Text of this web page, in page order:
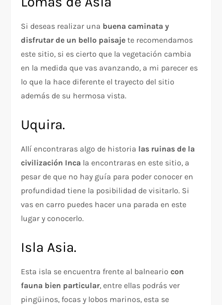
Si deseas realizar una buena caminata y
disfrutar de un bello paisaje te recomendamos
este sitio, si es cierto que la vegetación cambia
en la medida que vas avanzando, a mi parecer es
lo que la hace diferente el trayecto del sitio
además de su hermosa vista.
Uquira.
Allí encontraras algo de historia las ruinas de la
civilización Inca la encontraras en este sitio, a
pesar de que no hay guía para poder conocer en
profundidad tiene la posibilidad de visitarlo. Si
vas en carro puedes hacer una parada en este
lugar y conocerlo.
Isla Asia.
Esta isla se encuentra frente al balneariocon
fauna bien particular, entre ellas podrás ver
pingüinos, focas y lobos marinos, esta se